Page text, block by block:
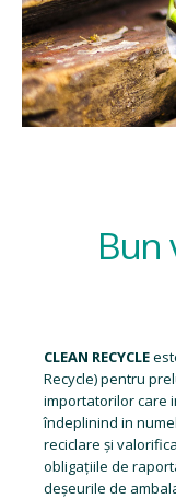
Bun
CLEAN RECYCLE
Recycle) pentru
importatorilor care
îndeplinind in
reciclare și
obligațiile de
deșeurile de